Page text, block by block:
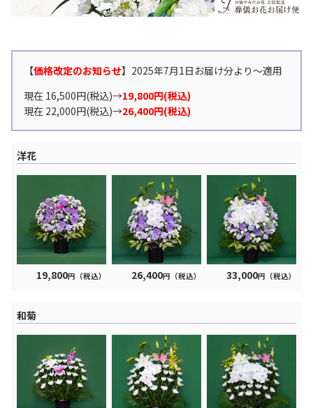
【価格改定のお知らせ】2025年7月1日お届け分より〜適用
現在 16,500円(税込)→19,800円(税込)
現在 22,000円(税込)→26,400円(税込)
洋花
19,800円（税込） 26,400円（税込） 33,000円（税込）
和菊